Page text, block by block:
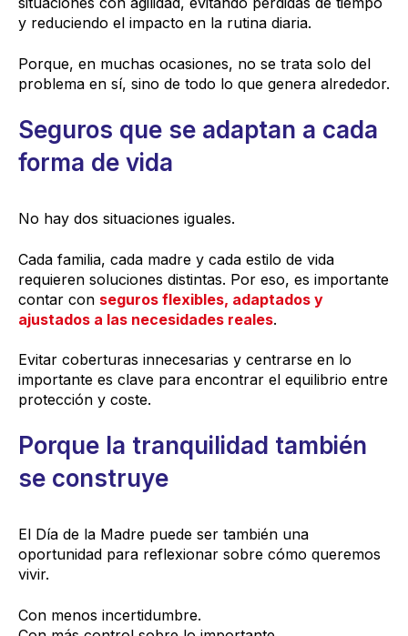
y reduciendo el impacto en la rutina diaria.
Porque, en muchas ocasiones, no se trata solo del
problema en sí, sino de todo lo que genera alrededor.
Seguros que se adaptan a cada
forma de vida
No hay dos situaciones iguales.
Cada familia, cada madre y cada estilo de vida
requieren soluciones distintas. Por eso, es importante
contar con seguros flexibles, adaptados y
ajustados a las necesidades reales.
Evitar coberturas innecesarias y centrarse en lo
importante es clave para encontrar el equilibrio entre
protección y coste.
Porque la tranquilidad también
se construye
El Día de la Madre puede ser también una
oportunidad para reflexionar sobre cómo queremos
vivir.
Con menos incertidumbre.